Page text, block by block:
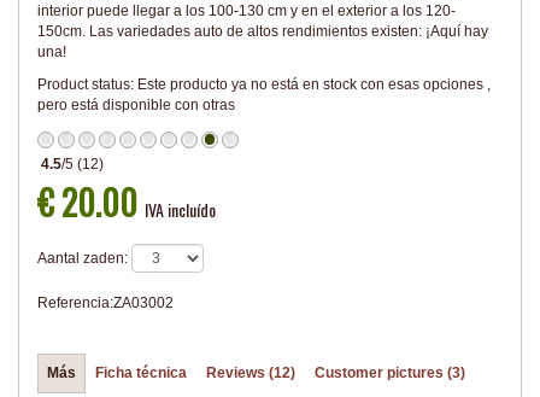
interior puede llegar a los 100-130 cm y en el exterior a los 120-
150cm. Las variedades auto de altos rendimientos existen: ¡Aquí hay
una!
Product status: Este producto ya no está en stock con esas opciones ,
pero está disponible con otras
4.5/5 (12)
€ 20.00 IVA incluído
Aantal zaden:
Referencia:ZA03002
Más Ficha técnica Reviews (12) Customer pictures (3)